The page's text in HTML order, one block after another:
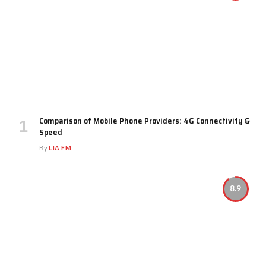
Comparison of Mobile Phone Providers: 4G Connectivity &
Speed
ByLIA FM
8.9